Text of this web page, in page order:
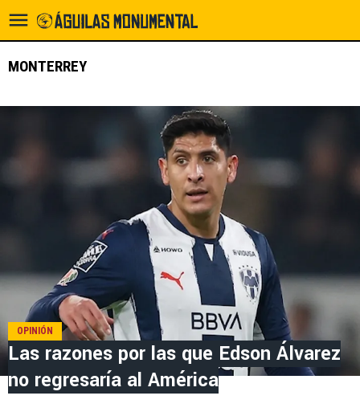
MONTERREY
OPINIÓN
Las razones por las que Edson Álvarez
no regresaría al América